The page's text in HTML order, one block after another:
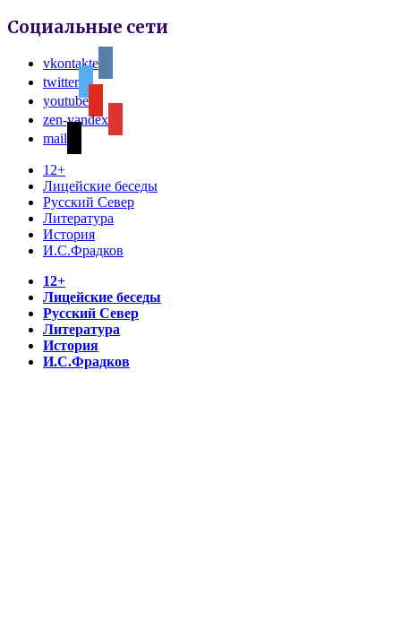
Социальные сети
vkontakte
twitter
youtube
zen-yandex
mail
12+
Лицейские беседы
Русский Север
Литература
История
И.С.Фрадков
12+
Лицейские беседы
Русский Север
Литература
История
И.С.Фрадков